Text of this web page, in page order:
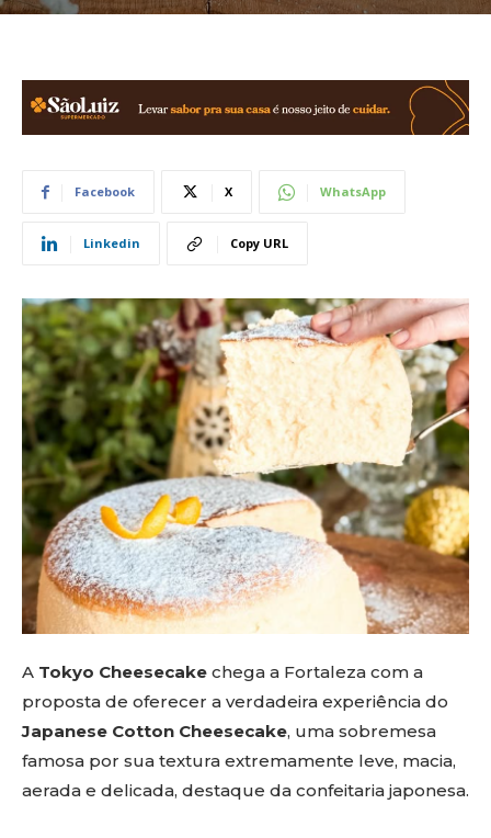
Facebook X WhatsApp
Linkedin Copy URL
A Tokyo Cheesecake chega a Fortaleza com a
proposta de oferecer a verdadeira experiência do
Japanese Cotton Cheesecake, uma sobremesa
famosa por sua textura extremamente leve, macia,
aerada e delicada, destaque da confeitaria japonesa.